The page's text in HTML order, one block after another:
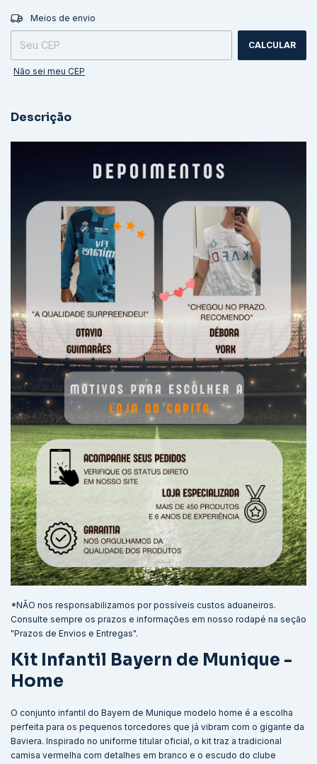
Entregas para o CEP:
Meios de envio
CALCULAR
Não sei meu CEP
Descrição
*NÃO nos responsabilizamos por possíveis custos aduaneiros.
Consulte sempre os prazos e informações em nosso rodapé na seção
"Prazos de Envios e Entregas".
Kit Infantil Bayern de Munique -
Home
O conjunto infantil do Bayern de Munique modelo home é a escolha
perfeita para os pequenos torcedores que já vibram com o gigante da
Baviera. Inspirado no uniforme titular oficial, o kit traz a tradicional
camisa vermelha com detalhes em branco e o escudo do clube